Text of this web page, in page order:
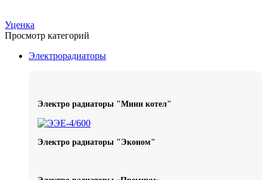
Уценка
Просмотр категорий
Электрорадиаторы
Электро радиаторы "Мини котел"
Электро радиаторы "Эконом"